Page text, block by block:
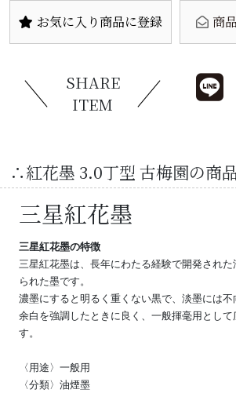
お気に入り商品に登録 商
SHARE
ITEM
∴紅花墨 3.0丁型 古梅園の商
三星紅花墨
三星紅花墨の特徴
三星紅花墨は、長年にわたる経験で開発され
られた墨です。
濃墨にすると明るく重くない黒で、淡墨には不
余白を強調したときに良く、一般揮毫用として
す。
〈用途〉一般用
〈分類〉油煙墨